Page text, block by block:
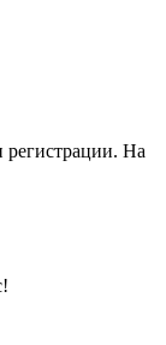
регистрации. На